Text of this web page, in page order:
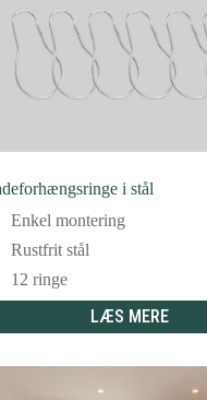
i stål
Enkel montering
Rustfrit stål
12 ringe
LÆS MERE